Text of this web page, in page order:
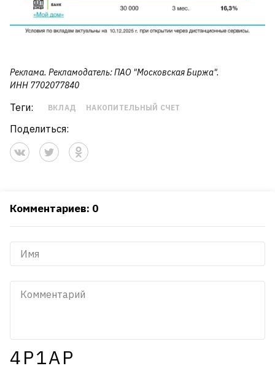
Реклама. Рекламодатель: ПАО "Московская Биржа".
ИНН 7702077840
Теги: ВКЛАД НАКОПИТЕЛЬНЫЙ СЧЕТ
Поделиться:
Комментариев: 0
4P1AP